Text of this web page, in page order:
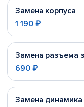
Замена корпуса
1 190 ₽
Замена разъема
690 ₽
Замена динамика